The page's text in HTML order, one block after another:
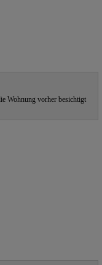
Wohnung vorher besichtigt